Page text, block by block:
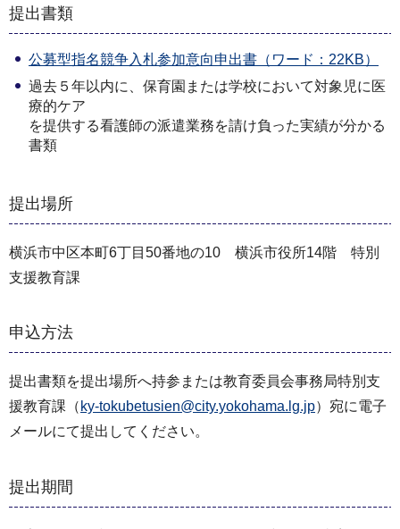
提出書類
公募型指名競争入札参加意向申出書（ワード：22KB）
過去５年以内に、保育園または学校において対象児に医
療的ケア
を提供する看護師の派遣業務を請け負った実績が分かる
書類
提出場所
横浜市中区本町6丁目50番地の10 横浜市役所14階 特別
支援教育課
申込方法
提出書類を提出場所へ持参または教育委員会事務局特別支
援教育課（ ky-tokubetusien@city.yokohama.lg.jp）宛に電子
メールにて提出してください。
提出期間